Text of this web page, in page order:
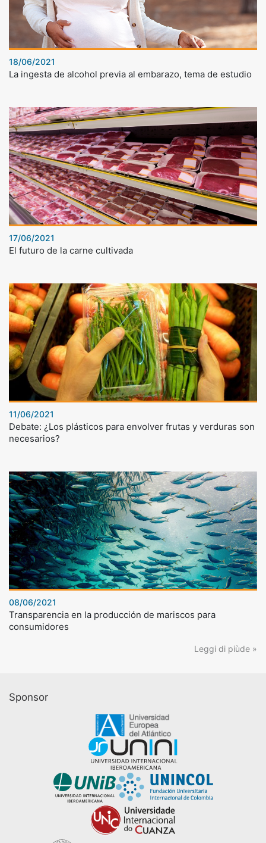
18/06/2021
La ingesta de alcohol previa al embarazo, tema de estudio
17/06/2021
El futuro de la carne cultivada
11/06/2021
Debate: ¿Los plásticos para envolver frutas y verduras son
necesarios?
08/06/2021
Transparencia en la producción de mariscos para
consumidores
Leggi di piùde »
Sponsor